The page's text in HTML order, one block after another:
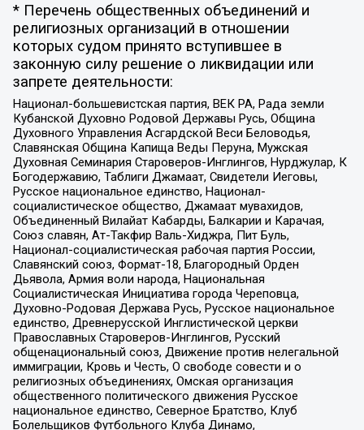
* Перечень общественных объединений и
религиозных организаций в отношении
которых судом принято вступившее в
законную силу решение о ликвидации или
запрете деятельности:
Национал-большевистская партия, ВЕК РА, Рада земли
Кубанской Духовно Родовой Державы Русь, Община
Духовного Управления Асгардской Веси Беловодья,
Славянская Община Капища Веды Перуна, Мужская
Духовная Семинария Староверов-Инглингов, Нурджулар, К
Богодержавию, Таблиги Джамаат, Свидетели Иеговы,
Русское национальное единство, Национал-
социалистическое общество, Джамаат мувахидов,
Объединенный Вилайат Кабарды, Балкарии и Карачая,
Союз славян, Ат-Такфир Валь-Хиджра, Пит Буль,
Национал-социалистическая рабочая партия России,
Славянский союз, Формат-18, Благородный Орден
Дьявола, Армия воли народа, Национальная
Социалистическая Инициатива города Череповца,
Духовно-Родовая Держава Русь, Русское национальное
единство, Древнерусской Инглистической церкви
Православных Староверов-Инглингов, Русский
общенациональный союз, Движение против нелегальной
иммиграции, Кровь и Честь, О свободе совести и о
религиозных объединениях, Омская организация
общественного политического движения Русское
национальное единство, Северное Братство, Клуб
Болельщиков Футбольного Клуба Динамо,